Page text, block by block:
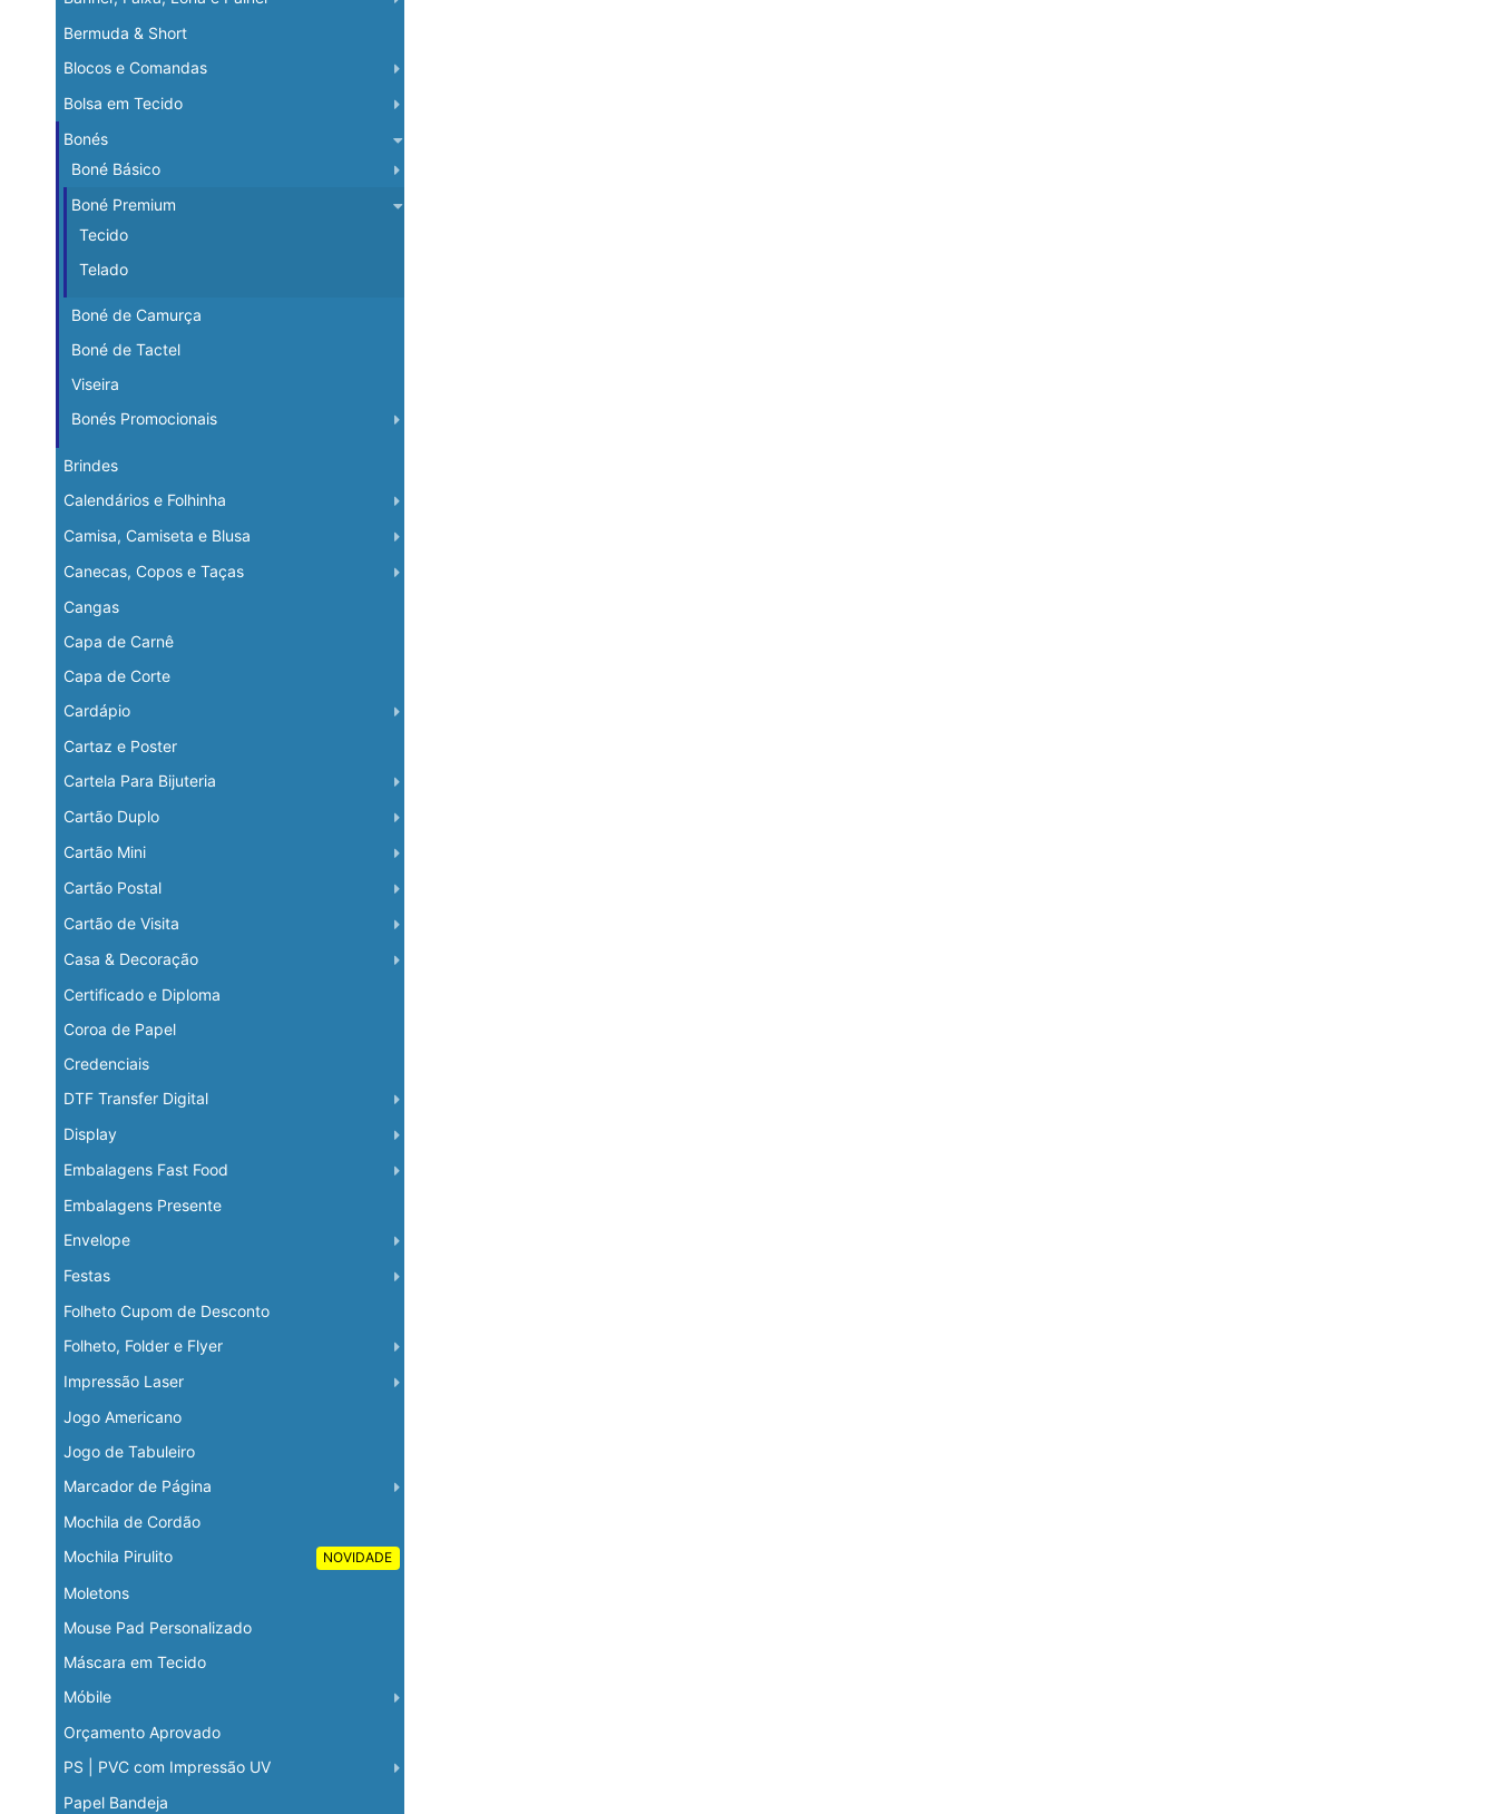
Bermuda & Short
Blocos e Comandas
Bolsa em Tecido
Bonés
Boné Básico
Boné Premium
Tecido
Telado
Boné de Camurça
Boné de Tactel
Viseira
Bonés Promocionais
Brindes
Calendários e Folhinha
Camisa, Camiseta e Blusa
Canecas, Copos e Taças
Cangas
Capa de Carnê
Capa de Corte
Cardápio
Cartaz e Poster
Cartela Para Bijuteria
Cartão Duplo
Cartão Mini
Cartão Postal
Cartão de Visita
Casa & Decoração
Certificado e Diploma
Coroa de Papel
Credenciais
DTF Transfer Digital
Display
Embalagens Fast Food
Embalagens Presente
Envelope
Festas
Folheto Cupom de Desconto
Folheto, Folder e Flyer
Impressão Laser
Jogo Americano
Jogo de Tabuleiro
Marcador de Página
Mochila de Cordão
NOVIDADE
Mochila Pirulito
Moletons
Mouse Pad Personalizado
Máscara em Tecido
Móbile
Orçamento Aprovado
PS | PVC com Impressão UV
Papel Bandeja